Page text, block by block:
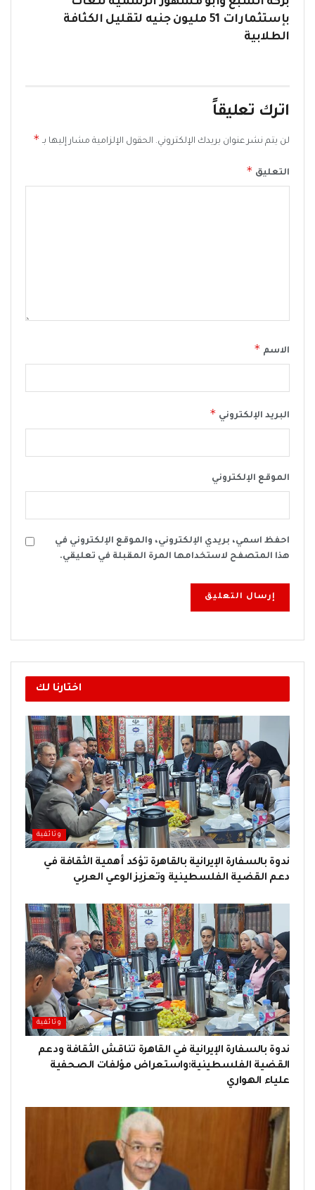
بإستثمارات 51 مليون جنيه لتقليل الكثافة
الطلابية
اترك تعليقاً
لن يتم نشر عنوان بريدك الإلكتروني. الحقول الإلزامية مشار إليها بـ *
التعليق *
الاسم *
البريد الإلكتروني *
الموقع الإلكتروني
احفظ اسمي، بريدي الإلكتروني، والموقع الإلكتروني في
هذا المتصفح لاستخدامها المرة المقبلة في تعليقي.
اختارنا لك
وثائقية
ندوة بالسفارة الإيرانية بالقاهرة تؤكد أهمية الثقافة في
دعم القضية الفلسطينية وتعزيز الوعي العربي
وثائقية
ندوة بالسفارة الإيرانية في القاهرة تناقش الثقافة ودعم
القضية الفلسطينية:واستعراض مؤلفات الصحفية
علياء الهواري